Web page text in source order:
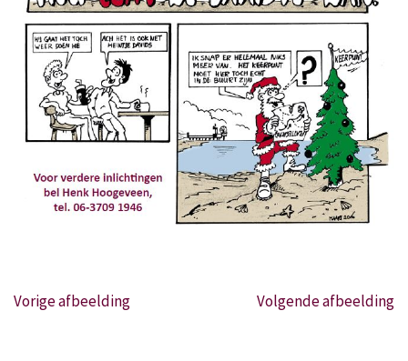
Vorige afbeelding Volgende afbeelding